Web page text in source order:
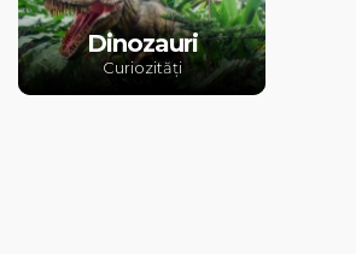
Dinozauri
Curiozități